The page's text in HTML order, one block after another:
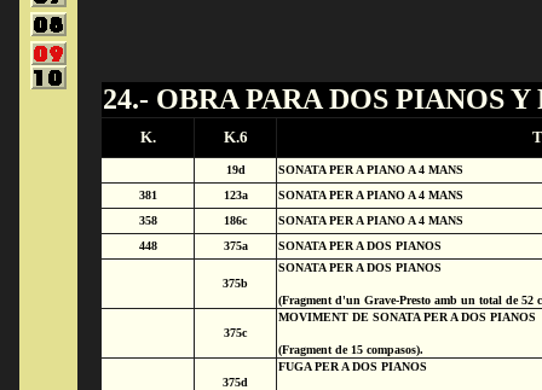
24.- OBRA PARA DOS PIANOS
K. K.6
19d
SONATA PER A PIANO A 4 MANS
381
123a
SONATA PER A PIANO A 4 MANS
358
186c
SONATA PER A PIANO A 4 MANS
448
375a SONATA PER A DOS PIANOS
375b
SONATA PER A DOS PIANOS
(Fragment d'un Grave-Presto amb un total de 52
375c
MOVIMENT DE SONATA PER A DOS PIANOS
(Fragment de 15 compasos).
375d
FUGA PER A DOS PIANOS